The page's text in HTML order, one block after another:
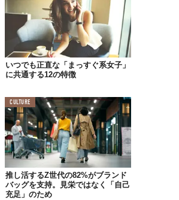
姿は、本当にリスのように見え、それを見
しめてあげたいと思う方も多いようですよ。
2.クリっとしたつぶらな瞳が魅力的
いつもキラキラと輝いているつぶらな瞳が印
うようなかわいらしさを持ち合わせています
で濁りがない瞳で見つめられると、理屈抜き
持ちになれるものです。
3.はかなげな雰囲気を醸し出してい
いつでも正直な「まっすぐ系女子」
に共通する12の特徴
CULTURE
推し活するZ世代の82%がブランド
バッグを支持。見栄ではなく「自己
充足」のため